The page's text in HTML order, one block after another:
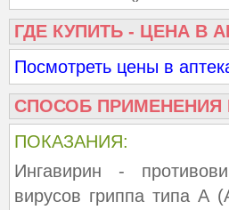
ГДЕ КУПИТЬ - ЦЕНА В
Посмотреть цены в
СПОСОБ
ПОКАЗАНИЯ:
Ингавирин -
вирусов гриппа типа А